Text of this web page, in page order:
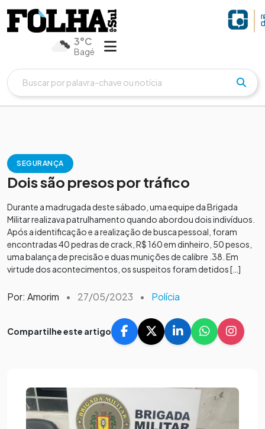
3°C
Bagé
SEGURANÇA
Dois são presos por tráfico
Durante a madrugada deste sábado, uma equipe da Brigada
Militar realizava patrulhamento quando abordou dois indivíduos.
Após a identificação e a realização de busca pessoal, foram
encontradas 40 pedras de crack, R$ 160 em dinheiro, 50 pesos,
uma balança de precisão e duas munições de calibre .38. Em
virtude dos acontecimentos, os suspeitos foram detidos […]
Por: Amorim • 27/05/2023 • Polícia
Compartilhe este artigo